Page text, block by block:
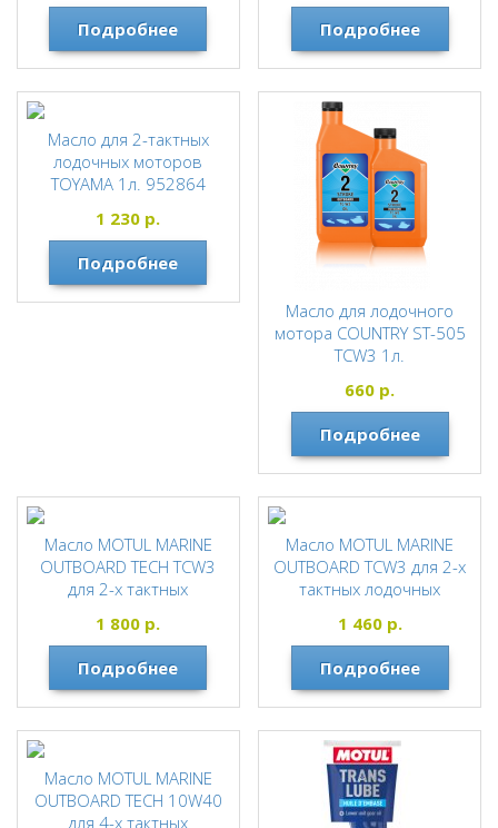
Подробнее
Подробнее
Масло для 2-тактных
лодочных моторов
TOYAMA 1л. 952864
TOYAMA
1 230 р.
Подробнее
Масло для лодочного
мотора COUNTRY ST-505
TCW3 1л.
COUNTRY
660 р.
Подробнее
Масло MOTUL MARINE
OUTBOARD TECH TCW3
для 2-х тактных
MOTUL
1 800 р.
Подробнее
Масло MOTUL MARINE
OUTBOARD TCW3 для 2-х
тактных лодочных
MOTUL
1 460р.
Подробнее
Масло MOTUL MARINE
OUTBOARD TECH 10W40
для 4-х тактных